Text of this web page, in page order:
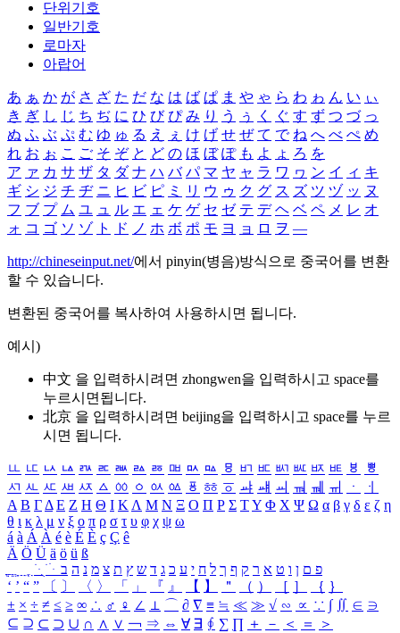
단위기호
일반기호
로마자
아랍어
あ ぁ か が さ ざ た だ な は ば ぱ ま や ゃ ら わ ゎ ん い ぃ
き ぎ し じ ち ぢ に ひ び ぴ み り う ぅ く ぐ す ず つ づ っ
ぬ ふ ぶ ぷ む ゆ ゅ る え ぇ け げ せ ぜ て で ね へ べ ぺ め
れ お ぉ こ ご そ ぞ と ど の ほ ぼ ぽ も よ ょ ろ を
ア ァ カ サ ザ タ ダ ナ ハ バ パ マ ヤ ャ ラ ワ ヮ ン イ ィ キ
ギ シ ジ チ ヂ ニ ヒ ビ ピ ミ リ ウ ゥ ク グ ス ズ ツ ヅ ッ ヌ
フ ブ プ ム ユ ュ ル エ ェ ケ ゲ セ ゼ テ デ ヘ ベ ペ メ レ オ
ォ コ ゴ ソ ゾ ト ド ノ ホ ボ ポ モ ヨ ョ ロ ヲ ―
http://chineseinput.net/에서 pinyin(병음)방식으로 중국어를 변환
할 수 있습니다.
변환된 중국어를 복사하여 사용하시면 됩니다.
예시)
中文 을 입력하시려면 zhongwen을 입력하시고 space를
누르시면됩니다.
北京 을 입력하시려면 beijing을 입력하시고 space를 누르
시면 됩니다.
ㅥ ㅦ ㅧ ㅨ ㅩ ㅪ ㅫ ㅬ ㅭ ㅮ ㅯ ㅰ ㅱ ㅲ ㅳ ㅴ ㅵ ㅶ ㅷ ㅸ
ㅹ
ㅺ ㅻ ㅼ ㅽ ㅾ ㅿ ㆀ ㆁ ㆂ ㆃ ㆄ ㆅ ㆆ ㆇ ㆈ ㆉ ㆊ ㆋ ㆌ ㆍ
ㆎ
Α Β ΓΔ Ε Ζ Η Θ Ι ΚΛ Μ Ν Ξ Ο Π Ρ Σ ΤΥ Φ Χ Ψ Ω α β γ δ ε ζ η
θ ι κ λ μ ν ξ ο π ρ σ τ υ φ χ ψ ω
á à Á À é è É È ç Ç ê
Ä Ö Ü ä ö ü ß
ִֶֹ ֻּ ׁׂ פ ם ן ו ט א ר ק ף ך ל ח י ע כ ג ד ש ץ ת צ מ נ ה ב
‘ ’ “ ” 〔 〕 〈 〉 「 」 『 』 【 】 ＂ （ ） ［ ］ ｛ ｝
± × ÷ ≠ ≤ ≥ ∞ ∴ ♂ ♀ ∠ ⊥ ⌒ ∂ ∇ ≡ ≒ ≪ ≫ √ ∽ ∝ ∵ ∫ ∬ ∈ ∋
⊆ ⊇ ⊂ ⊃ ∪ ∩ ∧ ∨ ￢ ⇒ ⇔ ∀ ∃ ∮ ∑ ∏ ＋ － ＜ ＝
＞